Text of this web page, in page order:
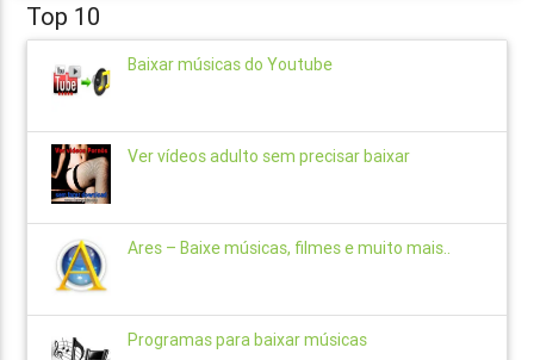
Top 10
Baixar músicas do Youtube
Ver vídeos adulto sem precisar baixar
Ares – Baixe músicas, filmes e muito mais..
Programas para baixar músicas